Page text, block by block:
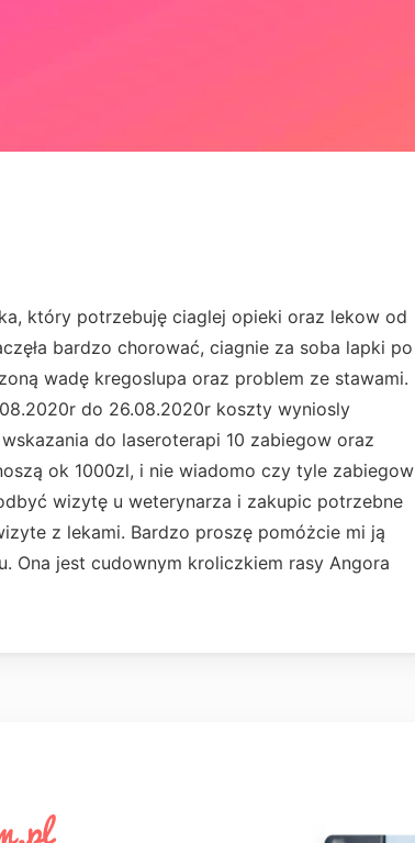
który potrzebuję ciaglej opieki oraz lekow od
bardzo chorować, ciagnie za soba lapki po
wadę kregoslupa oraz problem ze stawami.
do 26.08.2020r koszty wyniosly
do laseroterapi 10 zabiegow oraz
ok 1000zl, i nie wiadomo czy tyle zabiegow
wizytę u weterynarza i zakupic potrzebne
z lekami. Bardzo proszę pomóżcie mi ją
Ona jest cudownym kroliczkiem rasy Angora